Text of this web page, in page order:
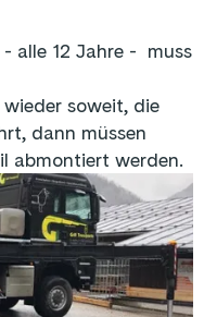
alle 12 Jahre - muss
soweit, die
dann müssen
abmontiert werden.